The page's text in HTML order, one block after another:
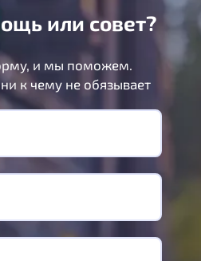
или совет?
и мы поможем.
к чему не обязывает